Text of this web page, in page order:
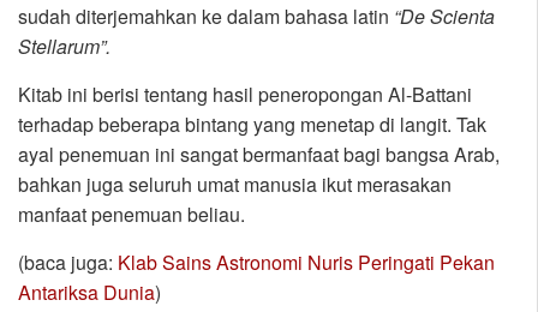
sudah diterjemahkan ke dalam bahasa latin “De Scienta
Stellarum”.
Kitab ini berisi tentang hasil peneropongan Al-Battani
terhadap beberapa bintang yang menetap di langit. Tak
ayal penemuan ini sangat bermanfaat bagi bangsa Arab,
bahkan juga seluruh umat manusia ikut merasakan
manfaat penemuan beliau.
(baca juga: Klab Sains Astronomi Nuris Peringati Pekan
Antariksa Dunia)